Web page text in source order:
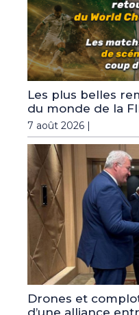
Les plus belles
du monde de la
7 août 2026 |
Drones et
d’une alliance